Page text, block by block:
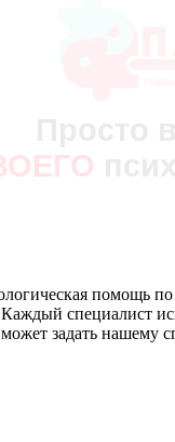
ЗАПИСАТЬСЯ
помощь
специалист
задать нашему